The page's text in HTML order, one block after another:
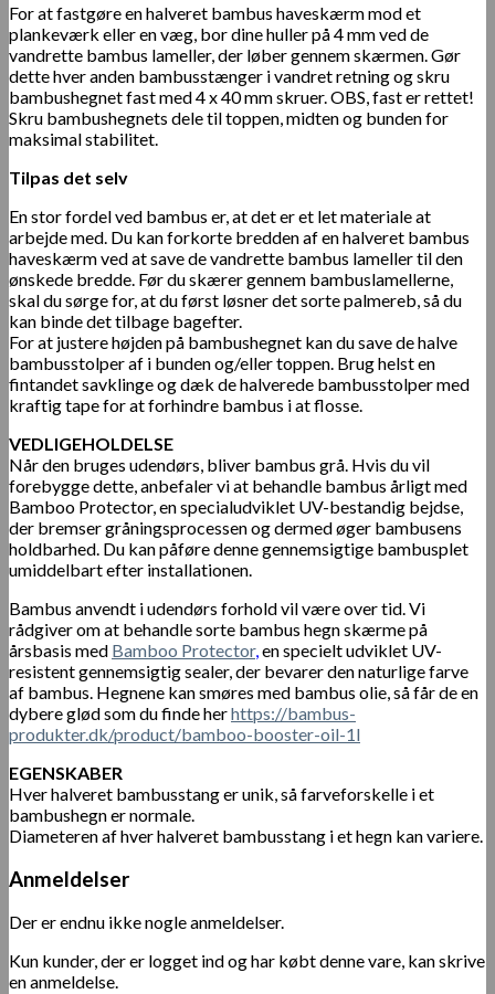
For at fastgøre en halveret bambus haveskærm mod et
plankeværk eller en væg, bor dine huller på 4 mm ved de
vandrette bambus lameller, der løber gennem skærmen. Gør
dette hver anden bambusstænger i vandret retning og skru
bambushegnet fast med 4 x 40 mm skruer. OBS, fast er rettet!
Skru bambushegnets dele til toppen, midten og bunden for
maksimal stabilitet.
Tilpas det selv
En stor fordel ved bambus er, at det er et let materiale at
arbejde med. Du kan forkorte bredden af ​​en halveret bambus
haveskærm ved at save de vandrette bambus lameller til den
ønskede bredde. Før du skærer gennem bambuslamellerne,
skal du sørge for, at du først løsner det sorte palmereb, så du
kan binde det tilbage bagefter.
For at justere højden på bambushegnet kan du save de halve
bambusstolper af i bunden og/eller toppen. Brug helst en
fintandet savklinge og dæk de halverede bambusstolper med
kraftig tape for at forhindre bambus i at flosse.
VEDLIGEHOLDELSE
Når den bruges udendørs, bliver bambus grå. Hvis du vil
forebygge dette, anbefaler vi at behandle bambus årligt med
Bamboo Protector, en specialudviklet UV-bestandig bejdse,
der bremser gråningsprocessen og dermed øger bambusens
holdbarhed. Du kan påføre denne gennemsigtige bambusplet
umiddelbart efter installationen.
Bambus anvendt i udendørs forhold vil være over tid. Vi
rådgiver om at behandle sorte bambus hegn skærme på
årsbasis med Bamboo Protector,en specielt udviklet UV-
resistent gennemsigtig sealer, der bevarer den naturlige farve
af bambus. Hegnene kan smøres med bambus olie, så får de en
dybere glød som du finde herhttps://bambus-
produkter.dk/product/bamboo-booster-oil-1l
EGENSKABER
Hver halveret bambusstang er unik, så farveforskelle i et
bambushegn er normale.
Diameteren af ​​hver halveret bambusstang i et hegn kan variere.
Anmeldelser
Der er endnu ikke nogle anmeldelser.
Kun kunder, der er logget ind og har købt denne vare, kan skrive
en anmeldelse.